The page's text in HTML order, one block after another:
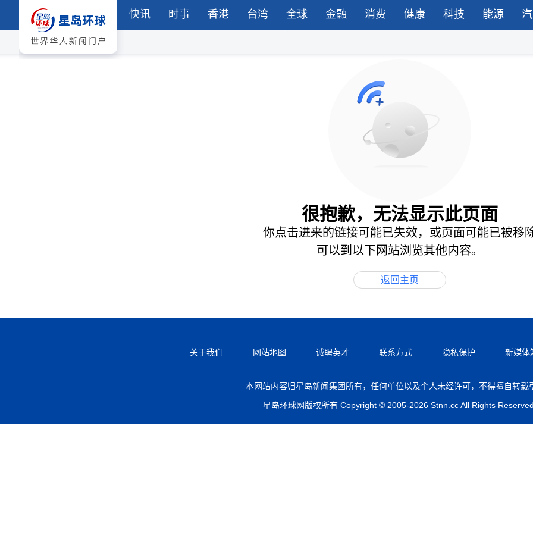
快讯 时事 香港 台湾 全球 金融 消费 健康 科技 能源
很抱歉，无法显示此页面
你点击进来的链接可能已失效，或页面可能已被移
可以到以下网站浏览其他内容。
返回主页
关于我们 网站地图 诚聘英才 联系方式 隐私保护 新媒体
本网站内容归星岛新闻集团所有，任何单位以及个人未经许可，不得擅自转载
星岛环球网版权所有 Copyright © 2005-2026 Stnn.cc All Rights Reserved.